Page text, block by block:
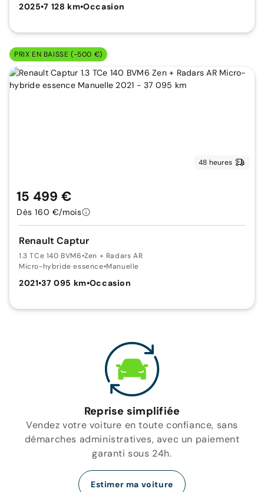
2025•7 128 km•Occasion
PRIX EN BAISSE (-500 €)
48 heures
Renault Captur
1.3 TCe 140 BVM6•Zen + Radars AR
Micro-hybride essence•Manuelle
2021•37 095 km•Occasion
15 499 €
Dès 160 €/mois
Reprise simplifiée
Vendez votre voiture en toute confiance, sans
démarches administratives, avec un paiement
garanti sous 24h.
Estimer ma voiture